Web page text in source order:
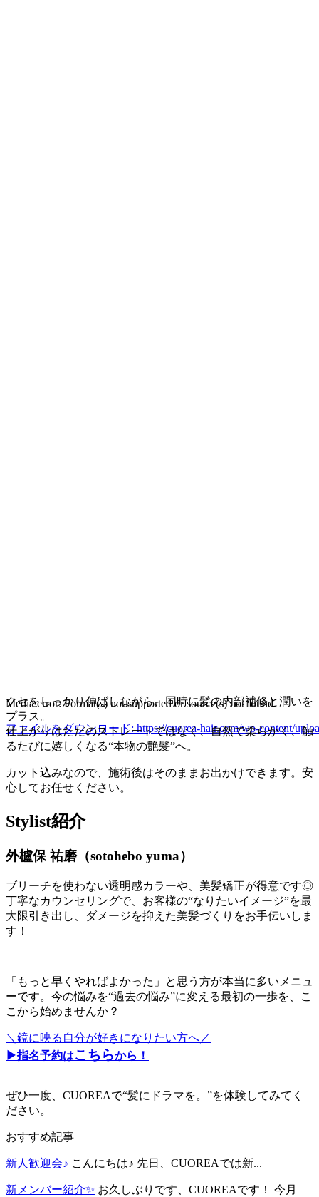
Media error: Format(s) not supported or source(s) not found
ファイルをダウンロード: https://cuorea-hair.com/wp-content/
00:00
クセをしっかり伸ばしながら、同時に髪の内部補修と潤いを
プラス。
仕上がりはただのストレートではなく、自然で柔らかく、触
るたびに嬉しくなる“本物の艶髪”へ。
カット込みなので、施術後はそのままお出かけできます。安
心してお任せください。
Stylist紹介
外櫨保 祐磨（sotohebo yuma）
ブリーチを使わない透明感カラーや、美髪矯正が得意です◎
丁寧なカウンセリングで、お客様の“なりたいイメージ”を最
大限引き出し、ダメージを抑えた美髪づくりをお手伝いしま
す！
「もっと早くやればよかった」と思う方が本当に多いメニュ
ーです。今の悩みを“過去の悩み”に変える最初の一歩を、こ
こから始めませんか？
＼鏡に映る自分が好きになりたい方へ／
▶︎指名予約はこちらから！
ぜひ一度、CUOREAで“髪にドラマを。”を体験してみてく
ださい。
おすすめ記事
新人歓迎会♪ こんにちは♪ 先日、CUOREAでは新...
新メンバー紹介✨ お久しぶりです、CUOREAです！ 今月